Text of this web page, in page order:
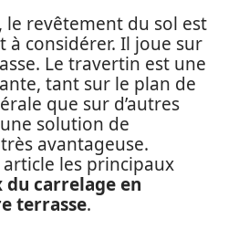
le revêtement du sol est
considérer. Il joue sur
Le travertin est une
tant sur le plan de
que sur d’autres
solution de
avantageuse.
les principaux
du carrelage en
terrasse.